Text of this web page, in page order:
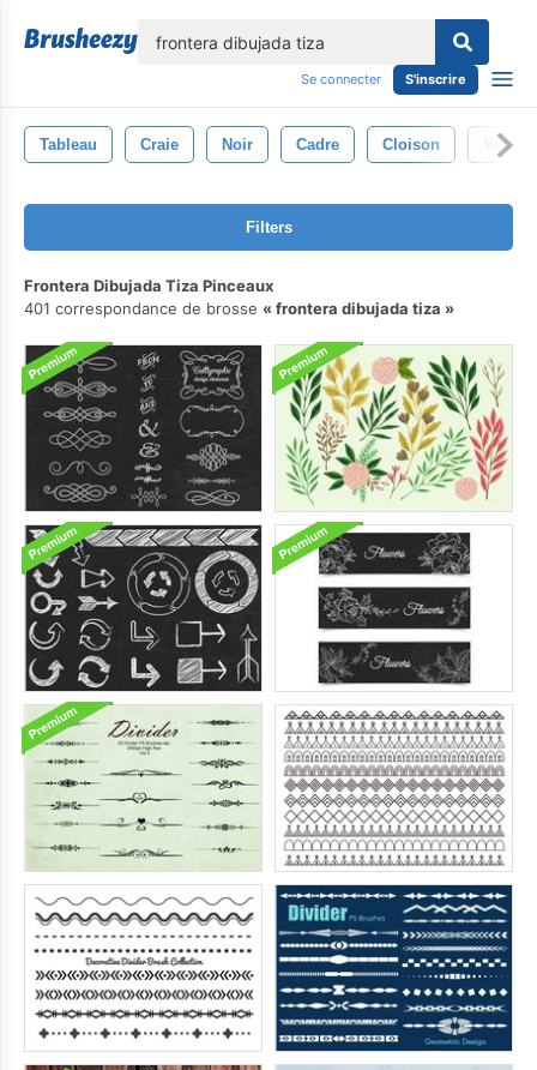
Se connecter S'inscrire
Tableau Craie Noir Cadre Cloison Vecteur
Filters
Frontera Dibujada Tiza Pinceaux
401 correspondance de brosse
frontera dibujada tiza